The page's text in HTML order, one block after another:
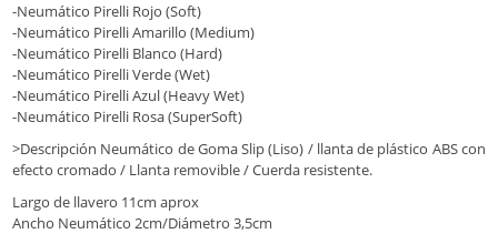
-Neumático Pirelli Rojo (Soft)
-Neumático Pirelli Amarillo (Medium)
-Neumático Pirelli Blanco (Hard)
-Neumático Pirelli Verde (Wet)
-Neumático Pirelli Azul (Heavy Wet)
-Neumático Pirelli Rosa (SuperSoft)
>Descripción Neumático de Goma Slip (Liso) / llanta de plástico ABS con
efecto cromado / Llanta removible / Cuerda resistente.
Largo de llavero 11cm aprox
Ancho Neumático 2cm/Diámetro 3,5cm